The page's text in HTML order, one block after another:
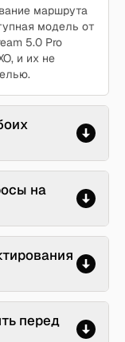
маршрута
модель от
5.0 Pro
и их не
на
перед